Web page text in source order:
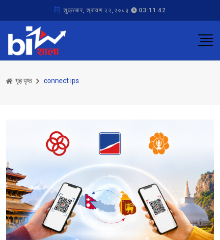
शुक्रबार, श्रावण २२,२०८३ 03:11:42
गृह पृष्ठ connect ips